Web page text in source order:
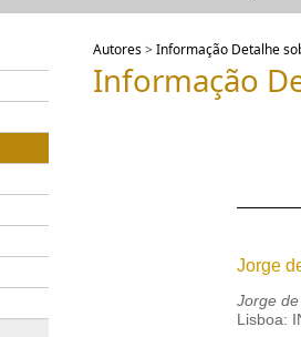
Autores>Informação Detalhe
Informação
Jorge
Jorge
Lisboa: